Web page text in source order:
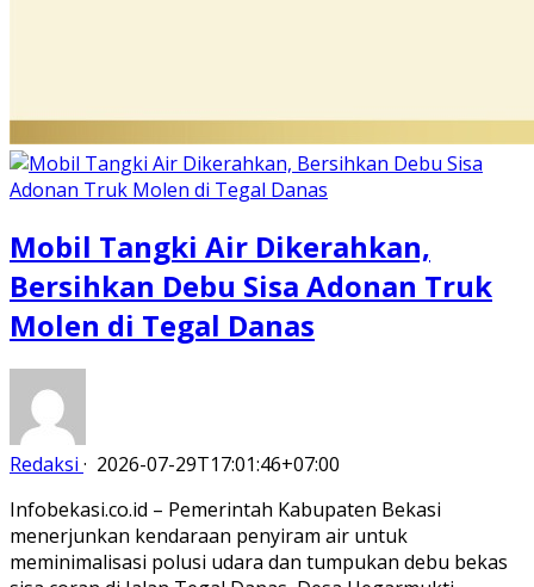
Mobil Tangki Air Dikerahkan,
Bersihkan Debu Sisa Adonan Truk
Molen di Tegal Danas
Redaksi · 2026-07-29T17:01:46+07:00
Infobekasi.co.id – Pemerintah Kabupaten Bekasi
menerjunkan kendaraan penyiram air untuk
meminimalisasi polusi udara dan tumpukan debu bekas